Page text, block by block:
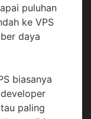
puluhan
ke VPS
daya
biasanya
paling